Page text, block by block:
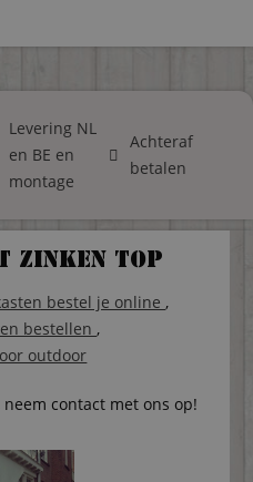
Levering NL
en BE en
montage
Achteraf
betalen
zinken top
bestel je online ,
bestellen ,
outdoor
contact met ons op!